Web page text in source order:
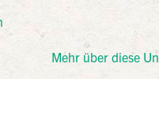
zwei Swimmingpools, sowie
schönen Sandstrand sind
Mehr über diese